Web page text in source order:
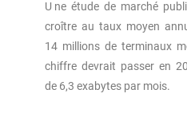
U ne étude de marché
croître au taux moyen
14 millions de terminaux
chiffre devrait passer en
de 6,3 exabytes par mois.